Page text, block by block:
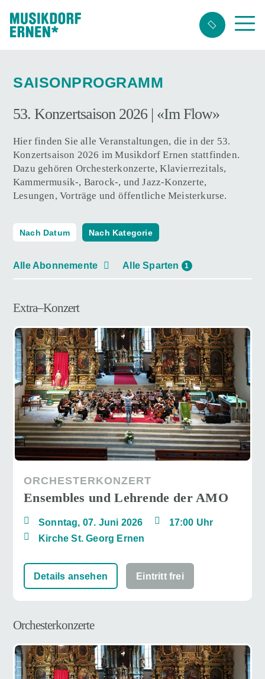
SAISONPROGRAMM
53. Konzertsaison 2026 | «Im Flow»
Hier finden Sie alle Veranstaltungen, die in der 53.
Konzertsaison 2026 im Musikdorf Ernen stattfinden.
Dazu gehören Orchesterkonzerte, Klavierrezitals,
Kammermusik-, Barock-, und Jazz-Konzerte,
Lesungen, Vorträge und öffentliche Meisterkurse.
Nach Datum Nach Kategorie
Alle Abonnemente Alle Sparten 1
Extra–Konzert
ORCHESTERKONZERT
Ensembles und Lehrende der AMO
Sonntag, 07. Juni 2026
17:00 Uhr
Kirche St. Georg Ernen
Details ansehen Eintritt frei
Orchesterkonzerte